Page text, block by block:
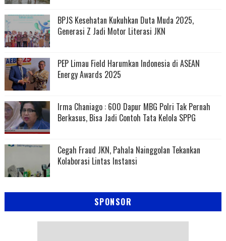
BPJS Kesehatan Kukuhkan Duta Muda 2025,
Generasi Z Jadi Motor Literasi JKN
PEP Limau Field Harumkan Indonesia di ASEAN
Energy Awards 2025
Irma Chaniago : 600 Dapur MBG Polri Tak Pernah
Berkasus, Bisa Jadi Contoh Tata Kelola SPPG
Cegah Fraud JKN, Pahala Nainggolan Tekankan
Kolaborasi Lintas Instansi
SPONSOR